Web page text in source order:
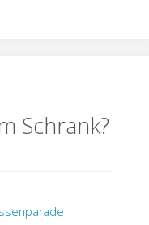
Schrank?